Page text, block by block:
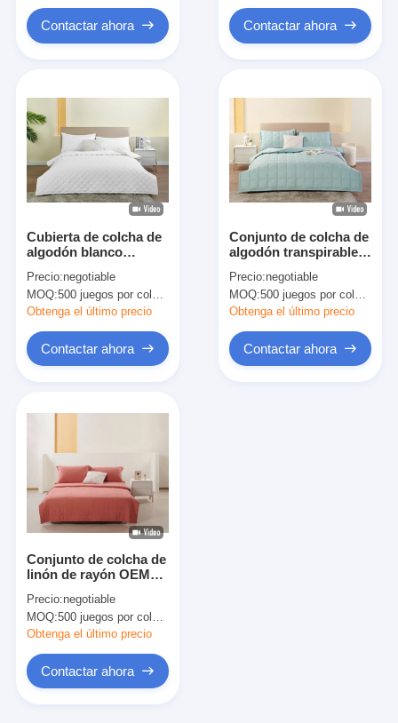
Contactar ahora Contactar ahora
Cubierta de colcha de
algodón blanco
reina
Precio:negotiable
MOQ:500 juegos por color, negociables.
Obtenga el último precio
Contactar ahora
Conjunto de colcha de
algodón transpirable
de cubierta de colcha
verde claro OEM
Precio:negotiable
MOQ:500 juegos por color, negociables.
Obtenga el último precio
Contactar ahora
Conjunto de colcha de
linón de rayón OEM
naranja quemada
sólida sostenible
Precio:negotiable
MOQ:500 juegos por color, negociables.
Obtenga el último precio
Contactar ahora